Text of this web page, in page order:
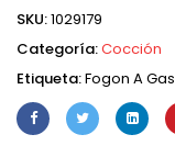
SKU:1029179
Categoría:Cocción
Etiqueta:Fogon A Gas